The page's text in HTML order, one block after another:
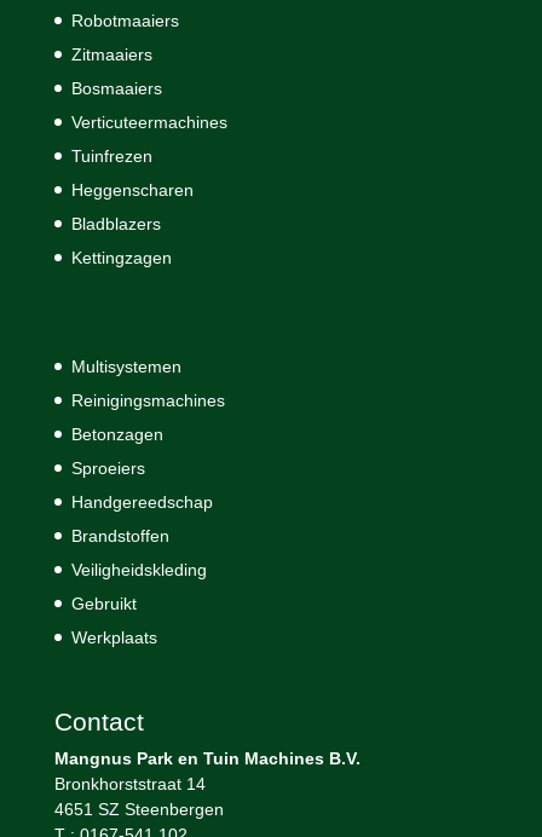
Robotmaaiers
Zitmaaiers
Bosmaaiers
Verticuteermachines
Tuinfrezen
Heggenscharen
Bladblazers
Kettingzagen
Multisystemen
Reinigingsmachines
Betonzagen
Sproeiers
Handgereedschap
Brandstoffen
Veiligheidskleding
Gebruikt
Werkplaats
Contact
Mangnus Park en Tuin Machines B.V.
Bronkhorststraat 14
4651 SZ Steenbergen